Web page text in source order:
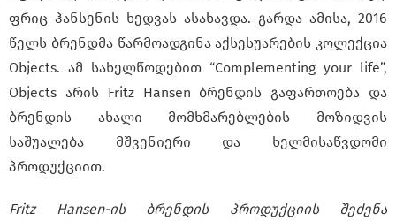
ფრიც ჰანსენის ხედვას ასახავდა. გარდა ამისა, 2016
წელს ბრენდმა წარმოადგინა აქსესუარების კოლექცია
Objects. ამ სახელწოდებით “Complementing your life”,
Objects არის Fritz Hansen ბრენდის გაფართოება და
ბრენდის ახალი მომხმარებლების მოზიდვის
საშუალება მშვენიერი და ხელმისაწვდომი
პროდუქციით.
Fritz Hansen-ის ბრენდის პროდუქციის შეძენა